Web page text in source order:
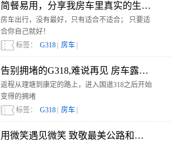
简餐易用，分享我房车里真实的生活 房车
房车出行，没有最好，只有适合不适合； 只要适
合你自己就好！
标签：
G318 房车
告别拥堵的G318,难说再见 房车露营G318-
返程从理塘到康定的路上，进入国道318之后开始
变得的拥堵
标签：
G318 房车
用微笑遇见微笑 致敬最美公路和在路上的